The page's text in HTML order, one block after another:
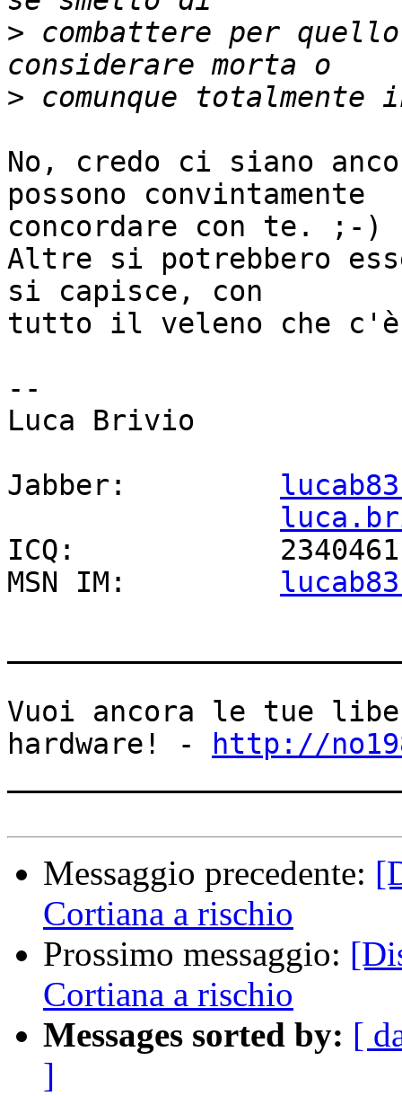
> combattere per
>
No, credo ci siano
possono convintamente
concordare con te. ;-)
Altre si potrebbero
si capisce, con
tutto il veleno che
--
Luca Brivio
ICQ:		234046116
Vuoi ancora le tue
hardware! -
http://
Messaggio precedente:
Cortiana a rischio
Prossimo messaggio:
Cortiana a rischio
Messages sorted by: [
]